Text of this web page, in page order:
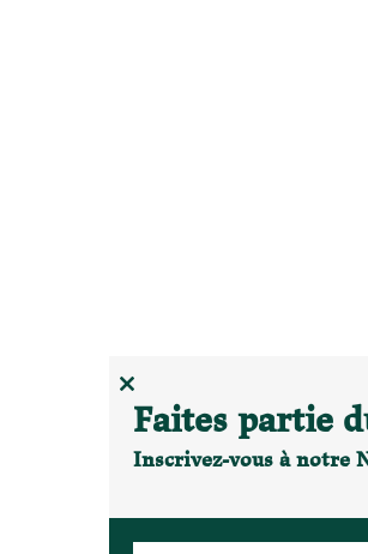
CLOSE
THIS
MODULE
Faites partie
Inscrivez-vous à notre